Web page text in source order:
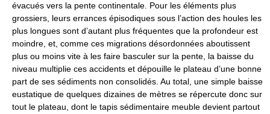
évacués vers la pente continentale. Pour les éléments plus
grossiers, leurs errances épisodiques sous l’action des houles les
plus longues sont d’autant plus fréquentes que la profondeur est
moindre, et, comme ces migrations désordonnées aboutissent
plus ou moins vite à les faire basculer sur la pente, la baisse du
niveau multiplie ces accidents et dépouille le plateau d’une bonne
part de ses sédiments non consolidés. Au total, une simple baisse
eustatique de quelques dizaines de mètres se répercute donc sur
tout le plateau, dont le tapis sédimentaire meuble devient partout